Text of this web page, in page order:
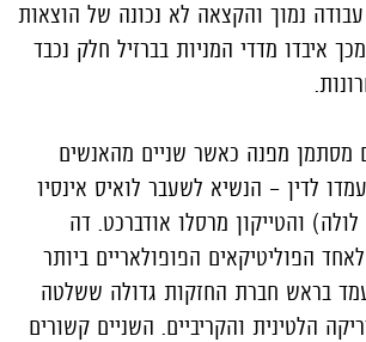
עבודה נמוך והקצאה לא נכונה של הוצאות
איבדו מדדי המניות בברזיל חלק נכבד
מסתמן מפנה כאשר שניים מהאנשים
לדין - הנשיא לשעבר לואיס אינסיו
והטייקון מרסלו אודברכט. דה
הפוליטיקאים הפופולאריים ביותר
עמד בראש חברת החזקות גדולה ששלטה
הלטינית והקריביים. השניים קשורים